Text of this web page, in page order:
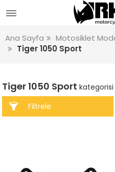
Ana Sayfa Motosiklet
Tiger 1050 Sport
Tiger 1050 Sport
Filtrele